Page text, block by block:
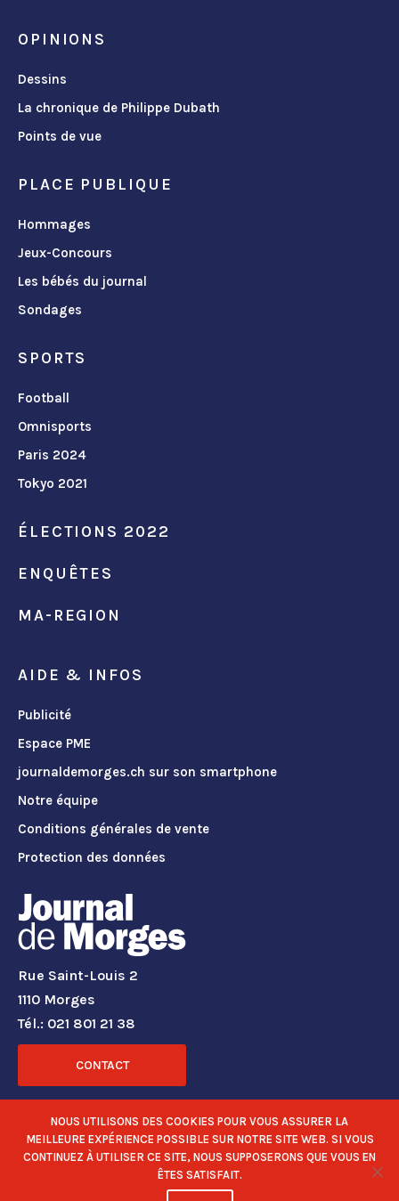
OPINIONS
Dessins
La chronique de Philippe Dubath
Points de vue
PLACE PUBLIQUE
Hommages
Jeux-Concours
Les bébés du journal
Sondages
SPORTS
Football
Omnisports
Paris 2024
Tokyo 2021
ÉLECTIONS 2022
ENQUÊTES
MA-REGION
AIDE & INFOS
Publicité
Espace PME
journaldemorges.ch sur son smartphone
Notre équipe
Conditions générales de vente
Protection des données
Rue Saint-Louis 2
1110 Morges
Tél.: 021 801 21 38
CONTACT
RÉSEAUX SOCIAUX
NOUS UTILISONS DES COOKIES POUR VOUS ASSURER LA
MEILLEURE EXPÉRIENCE POSSIBLE SUR NOTRE SITE WEB. SI VOUS
CONTINUEZ À UTILISER CE SITE, NOUS SUPPOSERONS QUE VOUS EN
ÊTES SATISFAIT.